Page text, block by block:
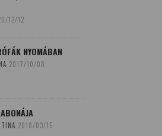
12/12
NYOMÁBAN
2017/10/08
2018/03/15